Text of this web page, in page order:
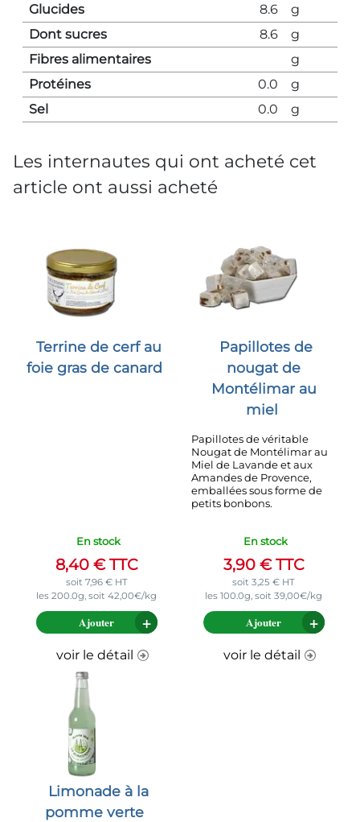
Glucides
8.6
g
Dont sucres
8.6
g
Fibres alimentaires
g
Protéines
0.0
g
Sel
0.0 g
Les internautes qui ont acheté cet
article ont aussi acheté
Terrine de cerf au
foie gras de canard
En stock
8,40 €TTC
soit 7,96 €HT
les 200.0g, soit 42,00€/kg
Ajouter
voir le détail
Papillotes de
nougat de
Montélimar au
miel
Papillotes de véritable
Nougat de Montélimar au
Miel de Lavande et aux
Amandes de Provence,
emballées sous forme de
petits bonbons.
En stock
3,90 €TTC
soit 3,25 € HT
les 100.0g, soit 39,00€/kg
Ajouter
voir le détail
Limonade à la
pomme verte